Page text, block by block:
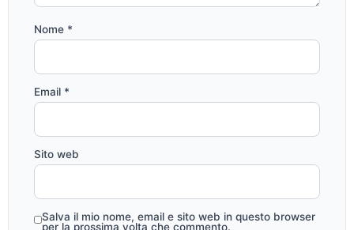
Nome *
Email *
Sito web
Salva il mio nome, email e sito web in questo browser
per la prossima volta che commento.